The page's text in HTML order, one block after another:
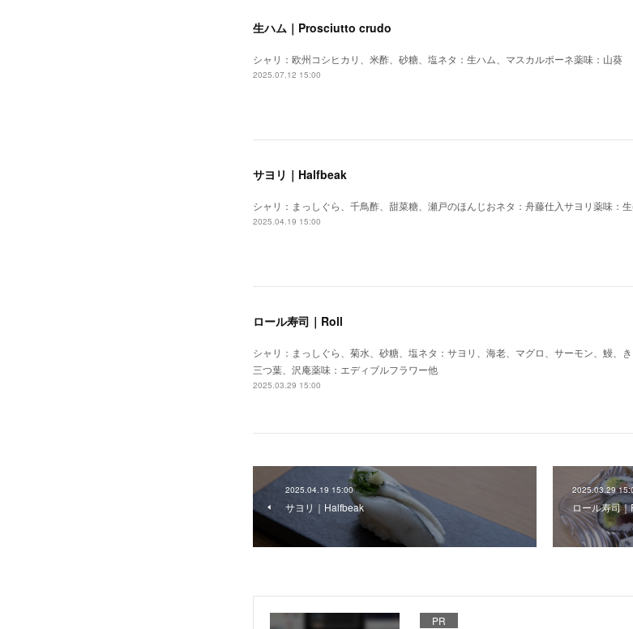
生ハム｜Prosciutto crudo
シャリ：欧州コシヒカリ、米酢、砂糖、塩ネタ：生ハム、マスカルポーネ薬味：山葵
2025.07.12 15:00
サヨリ｜Halfbeak
シャリ：まっしぐら、千鳥酢、甜菜糖、瀬戸のほんじおネタ：舟藤仕入サヨリ薬味：
2025.04.19 15:00
ロール寿司｜Roll
シャリ：まっしぐら、菊水、砂糖、塩ネタ：サヨリ、海老、マグロ、サーモン、鰻、き
三つ葉、沢庵薬味：エディブルフラワー他
2025.03.29 15:00
2025.04.19 15:00
サヨリ｜Halfbeak
2025.03.29
ロール寿司
PR